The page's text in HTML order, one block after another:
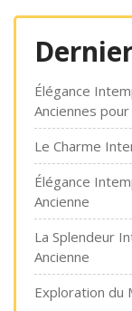
Élégance
Anciennes
Le Charme
Élégance
Ancienne
La Splendeur
Ancienne
Exploration du